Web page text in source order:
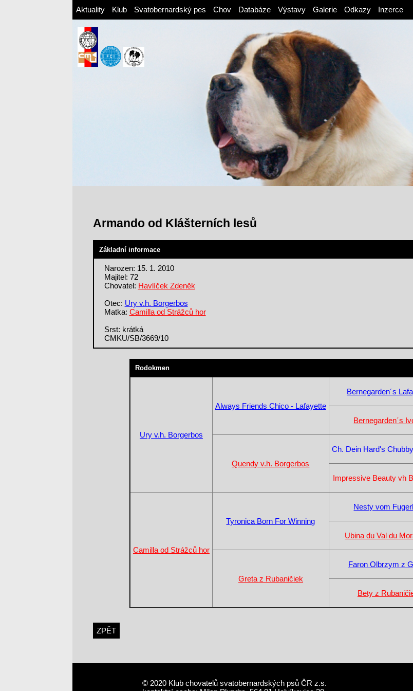
Aktuality Klub Svatobernardský pes Chov Databáze Výstavy Galerie Odkazy Inzerce
Armando od Klášterních lesů
Základní informace
Narozen: 15. 1. 2010
Majitel: 72
Chovatel: Havlíček Zdeněk
Otec: Ury v.h. Borgerbos
Matka: Camilla od Strážců hor
Srst: krátká
CMKU/SB/3669/10
Rodokmen
Ury v.h. Borgerbos
Always Friends Chico - Lafayette
Bernegarden´s
Bernegarden´s
Quendy v.h. Borgerbos
Ch. Dein Hard's
Impressive Beauty vh
Camilla od Strážců hor
Tyronica Born For Winning
Nesty vom
Ubina du Val du
Greta z Rubaničiek
Faron Olbrzym z
Bety z
ZPĚT
© 2020 Klub chovatelů svatobernardských psů ČR z.s.